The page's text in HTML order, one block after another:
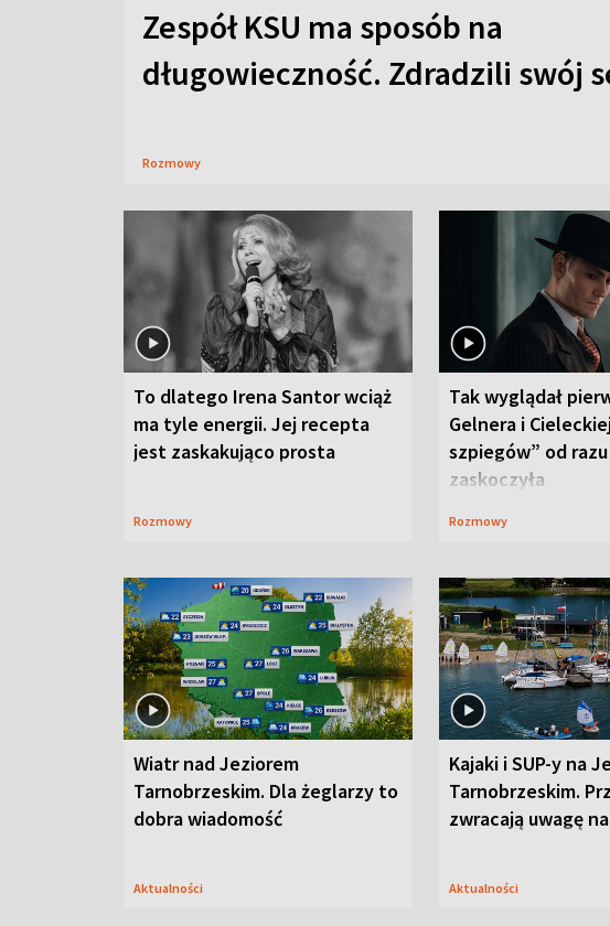
Zespół KSU ma sposób na
długowieczność. Zdradzili swój
Rozmowy
To dlatego Irena Santor wciąż
ma tyle energii. Jej recepta
jest zaskakująco prosta
Rozmowy
Tak wyglądał
Gelnera i
szpiegów” od
zaskoczyła
Rozmowy
Wiatr nad Jeziorem
Tarnobrzeskim. Dla żeglarzy to
dobra wiadomość
Aktualności
Kajaki i SUP-y na
Tarnobrzeskim.
zwracają uwagę
Aktualności